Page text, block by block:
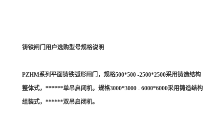
铸铁闸门用户选购型号规格说明
PZHM系列平面铸铁弧形闸门，规格500*500 -2500*2500采用铸造结构
整体式，******单吊启闭机，规格3000*3000 - 6000*6000采用铸造结构
组装式，******双吊启闭机。